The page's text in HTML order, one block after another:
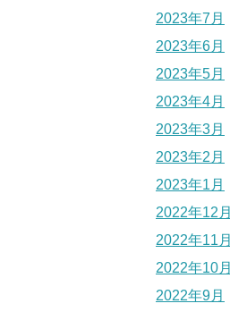
2023年7月
2023年6月
2023年5月
2023年4月
2023年3月
2023年2月
2023年1月
2022年12月
2022年11月
2022年10月
2022年9月